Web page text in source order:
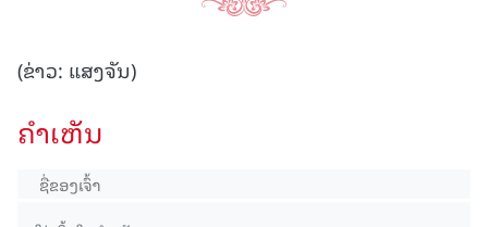
(ຂ່າວ: ແສງຈັນ)
ຄໍາເຫັນ